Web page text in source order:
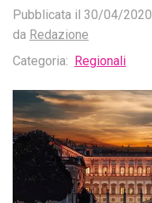
Pubblicata il 30/04/2020
da Redazione
Categoria:
Regionali